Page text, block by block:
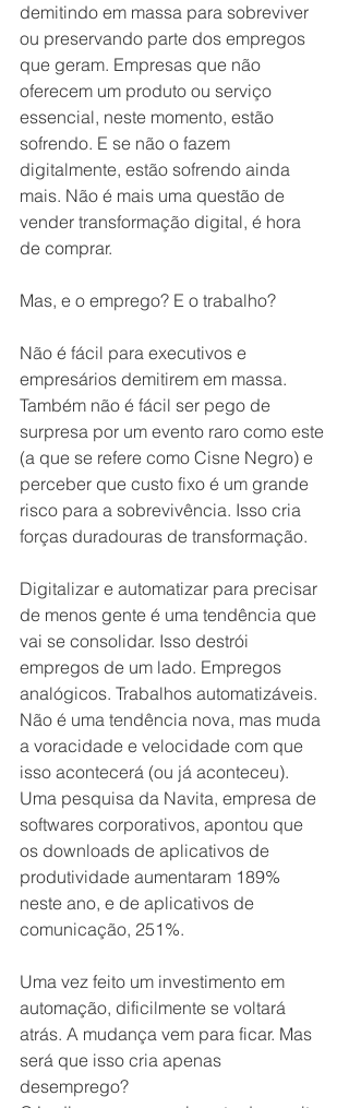
demitindo em massa para sobreviver
ou preservando parte dos empregos
que geram. Empresas que não
oferecem um produto ou serviço
essencial, neste momento, estão
sofrendo. E se não o fazem
digitalmente, estão sofrendo ainda
mais. Não é mais uma questão de
vender transformação digital, é hora
de comprar.
Mas, e o emprego? E o trabalho?
Não é fácil para executivos e
empresários demitirem em massa.
Também não é fácil ser pego de
surpresa por um evento raro como este
(a que se refere como Cisne Negro) e
perceber que custo fixo é um grande
risco para a sobrevivência. Isso cria
forças duradouras de transformação.
Digitalizar e automatizar para precisar
de menos gente é uma tendência que
vai se consolidar. Isso destrói
empregos de um lado. Empregos
analógicos. Trabalhos automatizáveis.
Não é uma tendência nova, mas muda
a voracidade e velocidade com que
isso acontecerá (ou já aconteceu).
Uma pesquisa da Navita, empresa de
softwares corporativos, apontou que
os downloads de aplicativos de
produtividade aumentaram 189%
neste ano, e de aplicativos de
comunicação, 251%.
Uma vez feito um investimento em
automação, dificilmente se voltará
atrás. A mudança vem para ficar. Mas
será que isso cria apenas
desemprego?